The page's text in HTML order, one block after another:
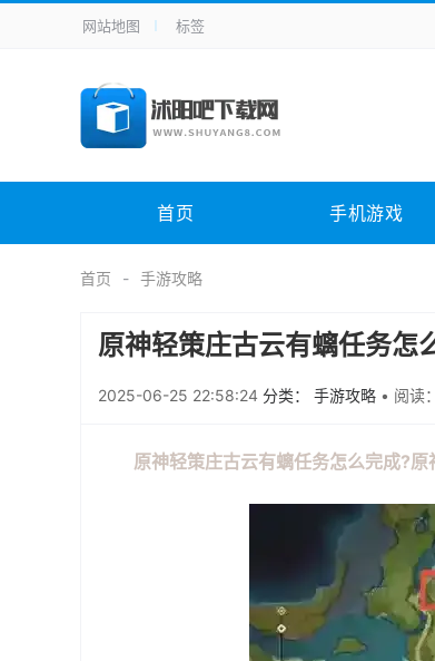
手机应用
手机游戏 H5游戏
电脑软件 其它类别 图形软件
未分类
网站地图 标签
首页 手机游戏
首页 手游攻略
原神轻策庄古云有螭任务怎
2025-06-25 22:58:24 分类： 手游攻略 • 阅读
原神轻策庄古云有螭任务怎么完成?